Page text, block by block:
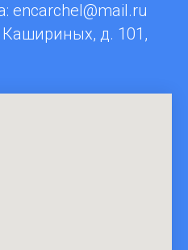
encarchel@mail.ru
Кашириных, д. 101,